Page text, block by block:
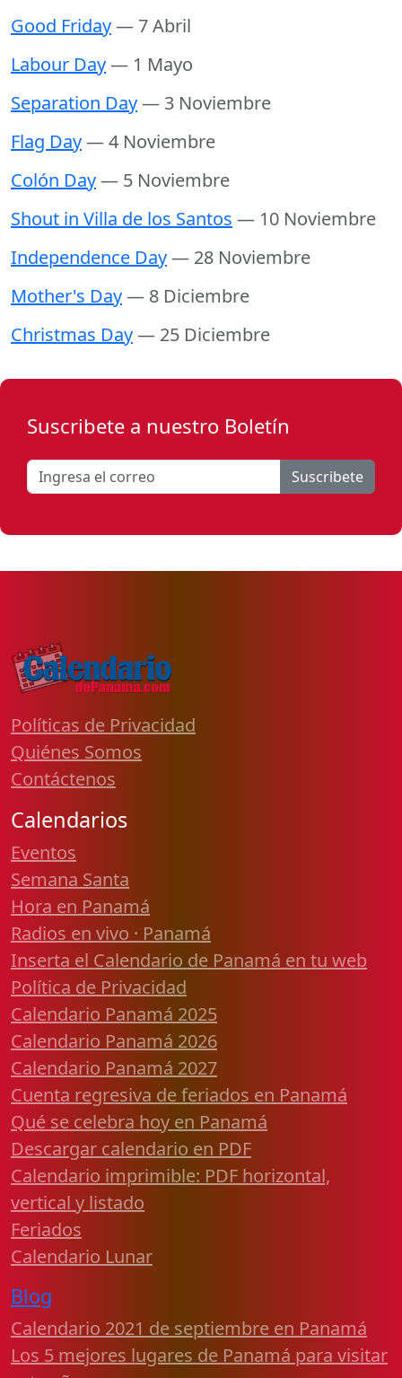
Good Friday— 7 Abril
Labour Day— 1 Mayo
Separation Day— 3 Noviembre
Flag Day— 4 Noviembre
Colón Day— 5 Noviembre
Shout in Villa de los Santos — 10 Noviembre
Independence Day— 28 Noviembre
Mother's Day— 8 Diciembre
Christmas Day— 25 Diciembre
Suscribete a nuestro Boletín
Suscribete
Políticas de Privacidad
Quiénes Somos
Contáctenos
Calendarios
Eventos
Semana Santa
Hora en Panamá
Radios en vivo · Panamá
Inserta el Calendario de Panamá en tu web
Política de Privacidad
Calendario Panamá 2025
Calendario Panamá 2026
Calendario Panamá 2027
Cuenta regresiva de feriados en Panamá
Qué se celebra hoy en Panamá
Descargar calendario en PDF
Calendario imprimible: PDF horizontal,
vertical y listado
Feriados
Calendario Lunar
Blog
Calendario 2021 de septiembre en Panamá
Los 5 mejores lugares de Panamá para visitar